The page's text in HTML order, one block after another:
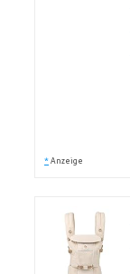
* Anzeige